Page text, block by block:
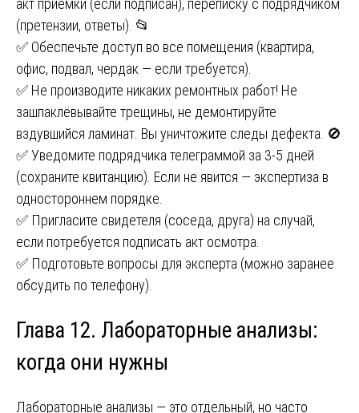
акт приемки (если подписан), переписку с подрядчиком
(претензии, ответы). 📂
✅ Обеспечьте доступ во все помещения (квартира,
офис, подвал, чердак — если требуется).
✅ Не производите никаких ремонтных работ! Не
зашпаклёвывайте трещины, не демонтируйте
вздувшийся ламинат. Вы уничтожите следы дефекта. 🚫
✅ Уведомите подрядчика телеграммой за 3-5 дней
(сохраните квитанцию). Если не явится — экспертиза в
одностороннем порядке.
✅ Пригласите свидетеля (соседа, друга) на случай,
если потребуется подписать акт осмотра.
✅ Подготовьте вопросы для эксперта (можно заранее
обсудить по телефону).
Глава 12. Лабораторные анализы:
когда они нужны
Лабораторные анализы — это отдельный, но часто